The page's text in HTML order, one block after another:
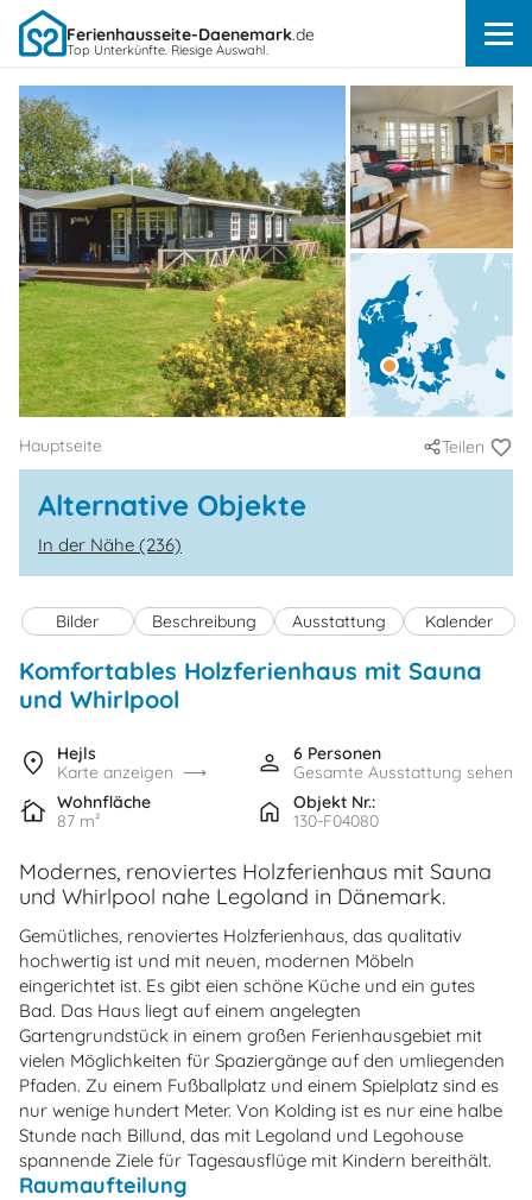
Ferienhausseite-Daenemark.de
Top Unterkünfte. Riesige Auswahl.
Hauptseite Teilen
Alternative Objekte
In der Nähe (236)
Bilder Beschreibung Ausstattung Kalender
Komfortables Holzferienhaus mit Sauna
und Whirlpool
Hejls
Karte anzeigen
6 Personen
Gesamte Ausstattung sehen
Wohnfläche
87 m²
Objekt Nr.:
130-F04080
Modernes, renoviertes Holzferienhaus mit Sauna
und Whirlpool nahe Legoland in Dänemark.
Gemütliches, renoviertes Holzferienhaus, das qualitativ
hochwertig ist und mit neuen, modernen Möbeln
eingerichtet ist. Es gibt eien schöne Küche und ein gutes
Bad. Das Haus liegt auf einem angelegten
Gartengrundstück in einem großen Ferienhausgebiet mit
vielen Möglichkeiten für Spaziergänge auf den umliegenden
Pfaden. Zu einem Fußballplatz und einem Spielplatz sind es
nur wenige hundert Meter. Von Kolding ist es nur eine halbe
Stunde nach Billund, das mit Legoland und Legohouse
spannende Ziele für Tagesausflüge mit Kindern bereithält.
Raumaufteilung